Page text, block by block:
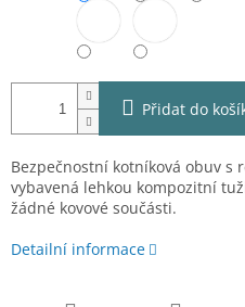
Přidat do
Bezpečnostní kotníková obuv s
vybavená lehkou kompozitní
žádné kovové součásti.
Detailní informace